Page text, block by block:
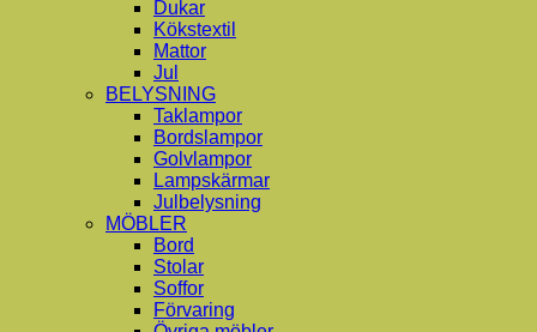
Dukar
Kökstextil
Mattor
Jul
BELYSNING
Taklampor
Bordslampor
Golvlampor
Lampskärmar
Julbelysning
MÖBLER
Bord
Stolar
Soffor
Förvaring